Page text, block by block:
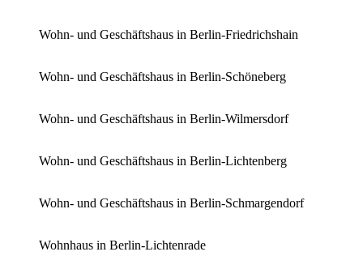
Wohn- und Geschäftshaus in Berlin-Friedrichshain
Wohn- und Geschäftshaus in Berlin-Schöneberg
Wohn- und Geschäftshaus in Berlin-Wilmersdorf
Wohn- und Geschäftshaus in Berlin-Lichtenberg
Wohn- und Geschäftshaus in Berlin-Schmargendorf
Wohnhaus in Berlin-Lichtenrade